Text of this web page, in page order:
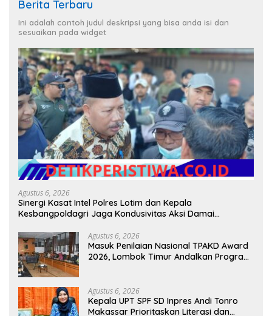
Berita Terbaru
Ini adalah contoh judul deskripsi yang bisa anda isi dan
sesuaikan pada widget
Agustus 6, 2026
Sinergi Kasat Intel Polres Lotim dan Kepala
Kesbangpoldagri Jaga Kondusivitas Aksi Damai
Agustus 6, 2026
Masuk Penilaian Nasional TPAKD Award
2026, Lombok Timur Andalkan Program
Agustus 6, 2026
Kepala UPT SPF SD Inpres Andi Tonro
Makassar Prioritaskan Literasi dan